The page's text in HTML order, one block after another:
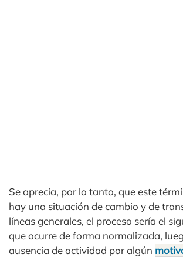
Se aprecia, por lo tanto, que este
hay una situación de cambio y de
líneas generales, el proceso sería el
que ocurre de forma normalizada,
ausencia de actividad por algún